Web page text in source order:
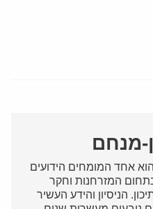
מנחם
אחד המומחים הידועים
המזרחנות וחקר
הניסיון והידע העשיר